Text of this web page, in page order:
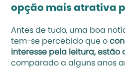
opção mais atrativa
Antes de tudo, uma boa
tem-se percebido que o
interesse pela leitura, estão
comparado a alguns anos